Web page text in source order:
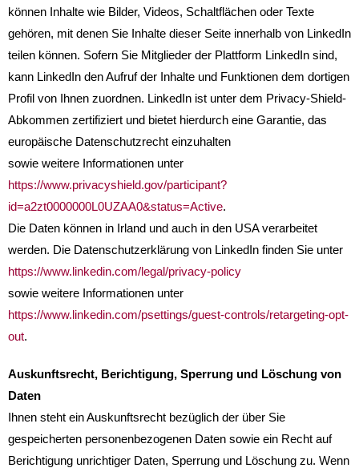
können Inhalte wie Bilder, Videos, Schaltflächen oder Texte
gehören, mit denen Sie Inhalte dieser Seite innerhalb von LinkedIn
teilen können. Sofern Sie Mitglieder der Plattform LinkedIn sind,
kann LinkedIn den Aufruf der Inhalte und Funktionen dem dortigen
Profil von Ihnen zuordnen. LinkedIn ist unter dem Privacy-Shield-
Abkommen zertifiziert und bietet hierdurch eine Garantie, das
europäische Datenschutzrecht einzuhalten
sowie weitere Informationen unter
https://www.privacyshield.gov/participant?
id=a2zt0000000L0UZAA0&status=Active.
Die Daten können in Irland und auch in den USA verarbeitet
werden. Die Datenschutzerklärung von LinkedIn finden Sie unter
https://www.linkedin.com/legal/privacy-policy
sowie weitere Informationen unter
https://www.linkedin.com/psettings/guest-controls/retargeting-opt-
out.
Auskunftsrecht, Berichtigung, Sperrung und Löschung von
Daten
Ihnen steht ein Auskunftsrecht bezüglich der über Sie
gespeicherten personenbezogenen Daten sowie ein Recht auf
Berichtigung unrichtiger Daten, Sperrung und Löschung zu. Wenn